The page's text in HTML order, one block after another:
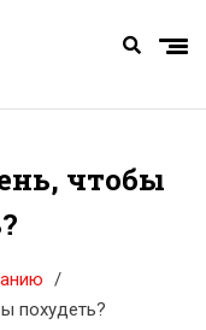
чтобы
похудеть?